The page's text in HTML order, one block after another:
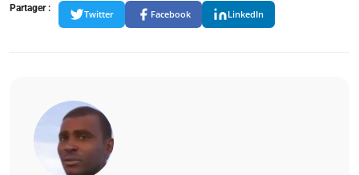
Partager :
Twitter Facebook LinkedIn